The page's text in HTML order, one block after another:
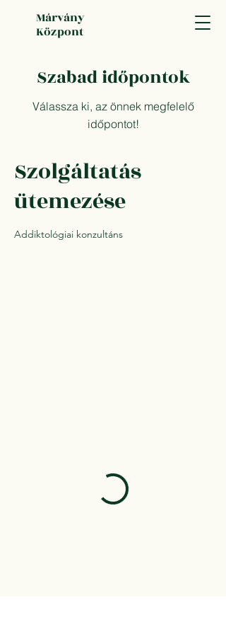
Márvány
Központ
Szabad időpontok
Válassza ki, az önnek megfelelő
időpontot!
Szolgáltatás
ütemezése
Addiktológiai konzultáns